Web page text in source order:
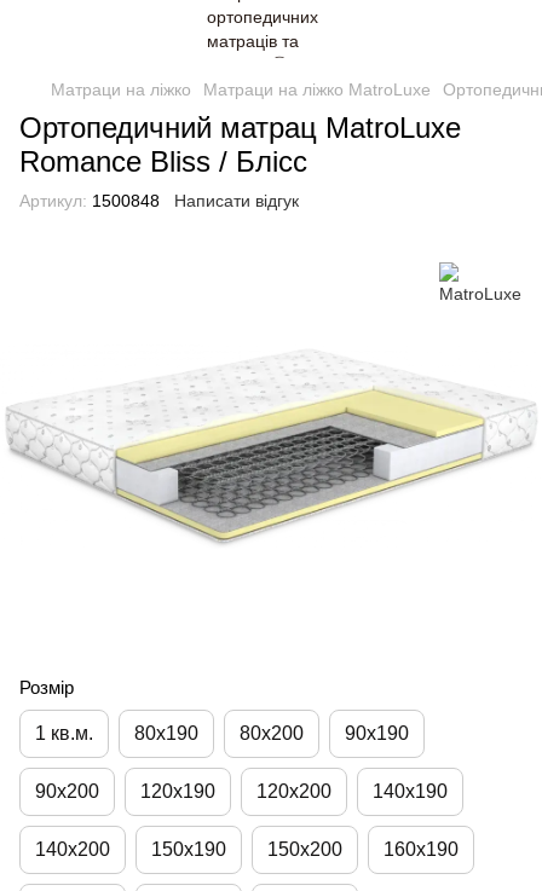
Матраци на ліжко Матраци на ліжко MatroLuxe
Ортопедичний матрац MatroLuxe
Romance Bliss / Блісс
Артикул: 1500848 Написати відгук
Розмір
1 кв.м. 80х190 80х200 90х190
90х200 120х190 120х200 140х190
140х200 150х190 150х200 160х190